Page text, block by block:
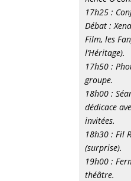
17h25 :
Débat :
Film, les
l’Héritage).
17h50 :
groupe.
18h00 :
dédicace
invitées.
18h30 : Fil
(surprise).
19h00 :
théâtre.